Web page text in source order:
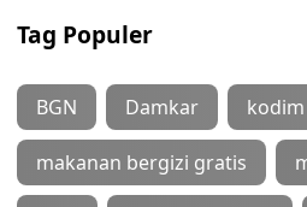
Tag Populer
BGN Damkar kodim
makanan bergizi gratis